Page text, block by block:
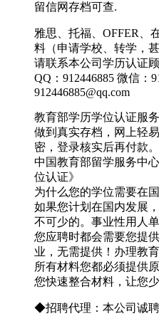
留信网存档可查.
雅思、托福、OFFER、
料（申请学校、转学，
请联系本公司学历认证
QQ：912446885 微信：
912446885@qq.com
教育部学历学位认证服
做到真实存档，网上轻
密，登录核实后再付款。
中国教育部留学服务中
位认证》
为什么您的学位需要在
如果您计划在国内发展
不可少的。事业性用人
您应聘时都会需要您提
业，无需提供！办理教
所有材料您都必须提供
您快速整合材料，让您少
◆招聘代理：本公司诚